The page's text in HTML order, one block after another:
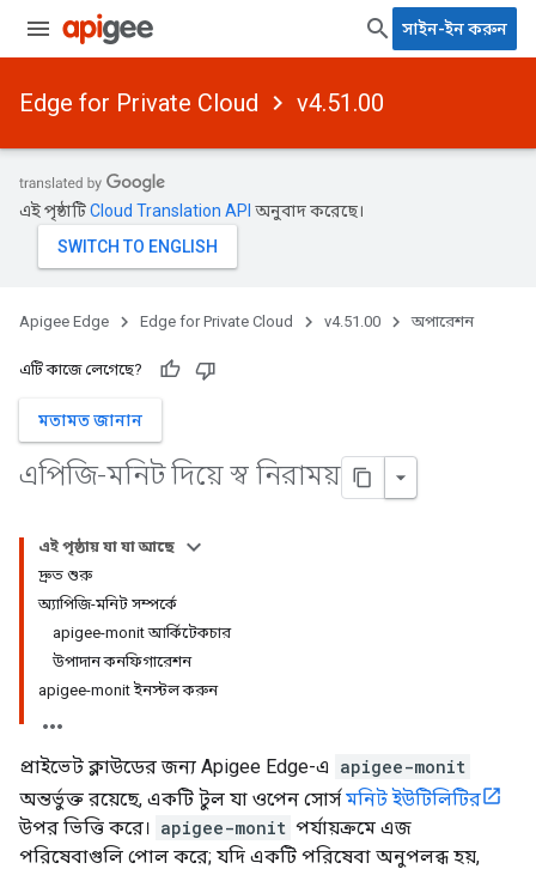
সাইন-ইন করুন
Edge for Private Cloud v4.51.00
এই পৃষ্ঠাটিCloud Translation API অনুবাদ করেছে।
Apigee Edge Edge for Private Cloud v4.51.00 অপারেশন
এটি কাজে লেগেছে?
মতামত জানান
এপিজি-মনিট দিয়ে স্ব নিরাময়
এই পৃষ্ঠায় যা যা আছে
দ্রুত শুরু
অ্যাপিজি-মনিট সম্পর্কে
apigee-monit আর্কিটেকচার
উপাদান কনফিগারেশন
apigee-monit ইনস্টল করুন
প্রাইভেট ক্লাউডের জন্য Apigee Edge-এ apigee-monit
অন্তর্ভুক্ত রয়েছে, একটি টুল যা ওপেন সোর্স মনিট ইউটিলিটির
উপর ভিত্তি করে। apigee-monit পর্যায়ক্রমে এজ
পরিষেবাগুলি পোল করে; যদি একটি পরিষেবা অনুপলব্ধ হয়,